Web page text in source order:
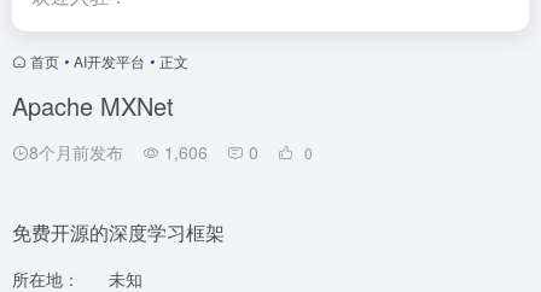
首页 • AI开发平台 • 正文
Apache MXNet
8个月前发布 1,606 0 0
免费开源的深度学习框架
所在地：
未知